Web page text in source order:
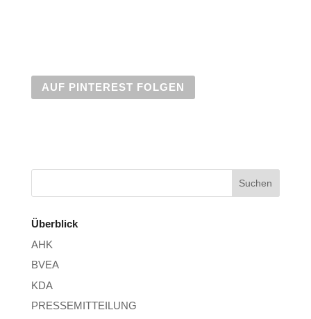
AUF PIN­TE­REST FOLGEN
Überblick
AHK
BVEA
KDA
PRESSEMITTEILUNG